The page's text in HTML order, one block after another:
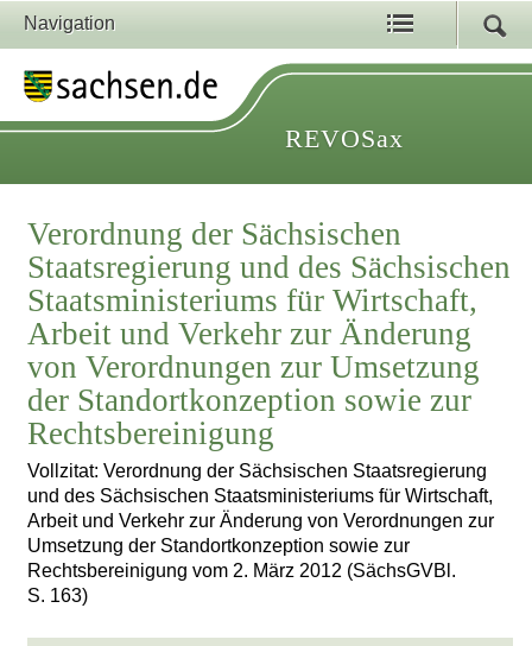
Navigation
REVOSax
Verordnung der Sächsischen
Staatsregierung und des Sächsischen
Staatsministeriums für Wirtschaft,
Arbeit und Verkehr zur Änderung
von Verordnungen zur Umsetzung
der Standortkonzeption sowie zur
Rechtsbereinigung
Vollzitat: Verordnung der Sächsischen Staatsregierung
und des Sächsischen Staatsministeriums für Wirtschaft,
Arbeit und Verkehr zur Änderung von Verordnungen zur
Umsetzung der Standortkonzeption sowie zur
Rechtsbereinigung vom 2. März 2012 (SächsGVBl.
S. 163)